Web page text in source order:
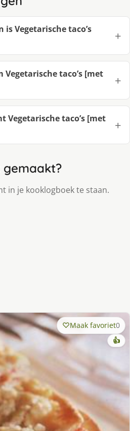
is Vegetarische taco’s
taco’s [met
Vegetarische taco’s [met
in je kooklogboek te staan.
Maak favoriet0
👍